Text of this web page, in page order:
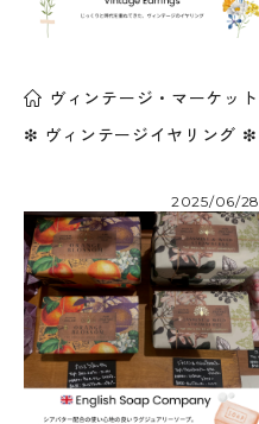
ヴィンテージ・マーケット
❇︎ ヴィンテージイヤリング ❇︎
2025/06/28